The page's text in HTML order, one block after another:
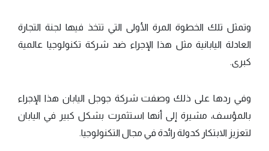
وتمثل تلك الخطوة المرة الأولى التي تتخذ فيها لجنة التجارة
العادلة اليابانية مثل هذا الإجراء ضد شركة تكنولوجيا عالمية
كبرى.
وفي ردها على ذلك وصفت شركة جوجل اليابان هذا الإجراء
بالمؤسف، مشيرة إلى أنها استثمرت بشكل كبير في اليابان
لتعزيز الابتكار كدولة رائدة في مجال التكنولوجيا.